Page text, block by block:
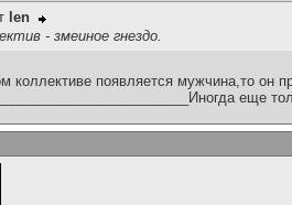
len
- змеиное гнездо.
коллективе появляется мужчина,то он
еще